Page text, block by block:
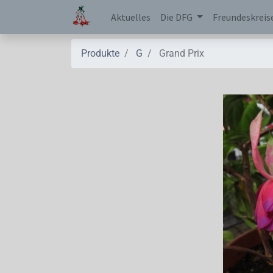
Aktuelles Die DFG
Produkte G Grand Prix